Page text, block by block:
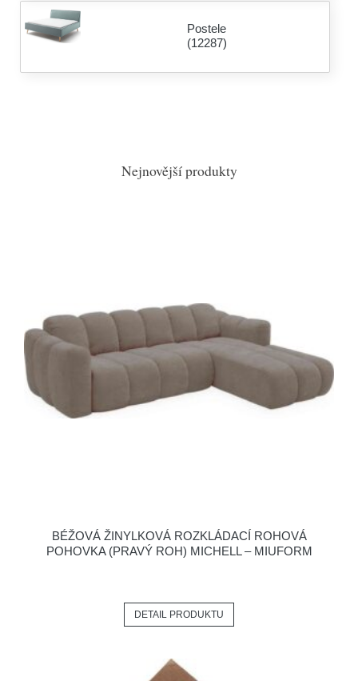
Postele
(12287)
Nejnovější produkty
BÉŽOVÁ ŽINYLKOVÁ ROZKLÁDACÍ ROHOVÁ
POHOVKA (PRAVÝ ROH) MICHELL – MIUFORM
DETAIL PRODUKTU